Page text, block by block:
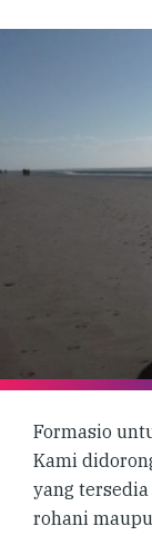
Formasio
Kami
yang
rohani